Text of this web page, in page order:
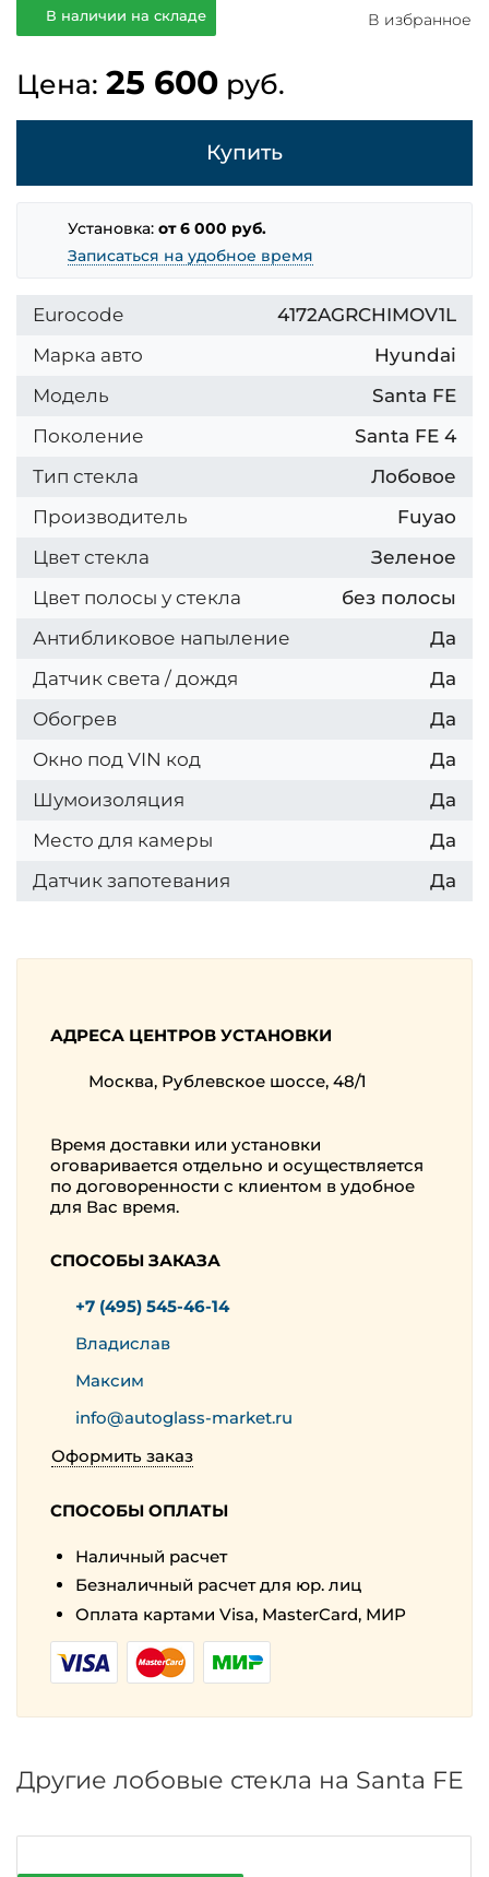
В наличии на складе В избранное
Цена: 25 600 руб.
Купить
Установка:от 6 000 руб.
Записаться на удобное время
Eurocode
4172AGRCHIMOV1L
Марка авто
Hyundai
Модель
Santa FE
Поколение
Santa FE 4
Тип стекла
Лобовое
Производитель
Fuyao
Цвет стекла
Зеленое
Цвет полосы у стекла
без полосы
Антибликовое напыление
Да
Датчик света / дождя
Да
Обогрев
Да
Окно под VIN код
Да
Шумоизоляция
Да
Место для камеры
Да
Датчик запотевания
Да
АДРЕСА ЦЕНТРОВ УСТАНОВКИ
Москва, Рублевское шоссе, 48/1
Время доставки или установки
оговаривается отдельно и осуществляется
по договоренности с клиентом в удобное
для Вас время.
СПОСОБЫ ЗАКАЗА
+7 (495) 545-46-14
Владислав
Максим
info@autoglass-market.ru
Оформить заказ
СПОСОБЫ ОПЛАТЫ
Наличный расчет
Безналичный расчет для юр. лиц
Оплата картами Visa, MasterCard, МИР
Другие лобовые стекла на Santa FE